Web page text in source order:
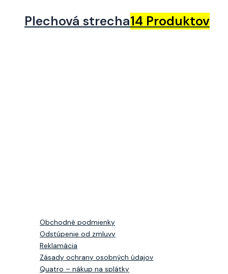
Plechová strecha14 Produktov
Obchodné podmienky
Odstúpenie od zmluvy
Reklamácia
Zásady ochrany osobných údajov
Quatro – nákup na splátky